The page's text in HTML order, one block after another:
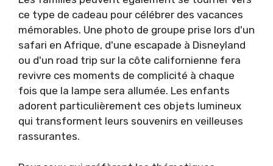
ce type de cadeau pour célébrer des vacances
mémorables. Une photo de groupe prise lors d'un
safari en Afrique, d'une escapade à Disneyland
ou d'un road trip sur la côte californienne fera
revivre ces moments de complicité à chaque
fois que la lampe sera allumée. Les enfants
adorent particulièrement ces objets lumineux
qui transforment leurs souvenirs en veilleuses
rassurantes.